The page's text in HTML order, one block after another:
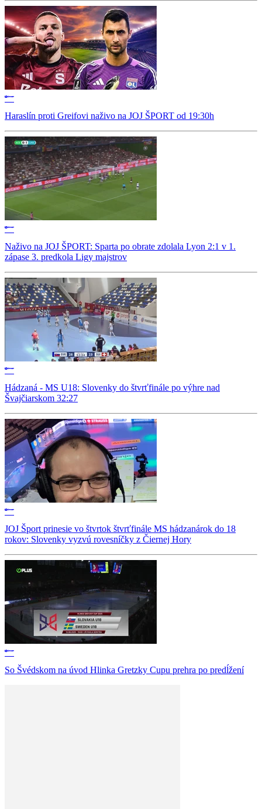
Haraslín proti Greifovi naživo na JOJ ŠPORT od 19:30h
Naživo na JOJ ŠPORT: Sparta po obrate zdolala Lyon 2:1 v 1.
zápase 3. predkola Ligy majstrov
Hádzaná - MS U18: Slovenky do štvrťfinále po výhre nad
Švajčiarskom 32:27
JOJ Šport prinesie vo štvrtok štvrťfinále MS hádzanárok do 18
rokov: Slovenky vyzvú rovesníčky z Čiernej Hory
So Švédskom na úvod Hlinka Gretzky Cupu prehra po predĺžení